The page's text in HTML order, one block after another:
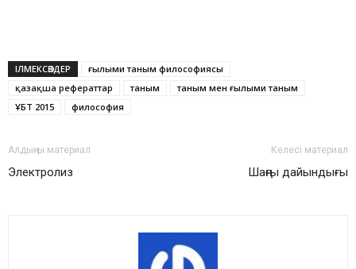
ІЛМЕКСӨЗДЕР
ғылыми таным философиясы
қазақша рефераттар
таным
таным мен ғылыми таным
ҰБТ 2015
философия
Алдыңғы материал
Электролиз
Келесі материал
Шаңғы дайындығы